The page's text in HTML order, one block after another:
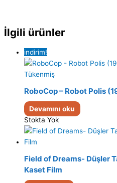
İlgili ürünler
indirim!
Tükenmiş
RoboCop – Robot Polis
Devamını oku
Stokta Yok
Field of Dreams- Düşler
Kaset Film